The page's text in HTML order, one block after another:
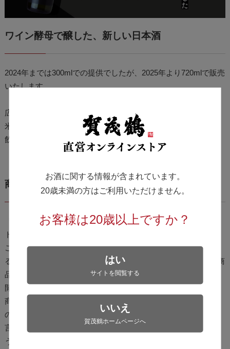
ワイン酵母で醸した、新しい日本酒
2024年までは300mlでの提供でしたが、2025年より720mlで販売
いたします。
広島県産の酒造好適米を使い、ワイン酵母で醸した新感覚の純
米酒。甘みの奥に広がる、爽やかな酸味が特徴です。日本酒を
飲みなれていない方にも広く味わっていただきたい一本です。
商品企画は20～30代の若手社員が中心
「UNDER30」は、2020年に開催された部署横断型プロジェク
ト「賀茂鶴チャレンジカップ」から生まれた商品です。
このプロジェクトは、醸造部だけでなく、普段は酒造りに関わ
ることの少ない部署からもメンバーを募り、1チーム6～7名で商
品企画から製造、販売までを手がける新しい取り組みでした。
開発メンバーの中心は20代から30代の若手社員たち。
商品コンセプトのきっかけは、お酒にあまり強くないメンバー
の「味わいがあって、でも軽いお酒を造りたい」というひと
言。その想いを形にするため、杜氏をはじめ、酵母の開発を行
う食品工業技術センターや他の蔵元にも協力を仰ぎ、何度も試
お酒に関する情報が含まれています。
20歳未満の方はご利用いただけません。
お客様は20歳以上ですか？
はい
サイトを閲覧する
いいえ
賀茂鶴ホームページへ